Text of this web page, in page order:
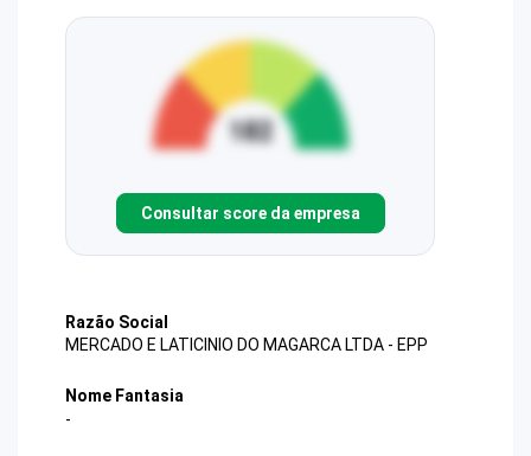
Consultar score da empresa
Razão Social
MERCADO E LATICINIO DO MAGARCA LTDA - EPP
Nome Fantasia
-